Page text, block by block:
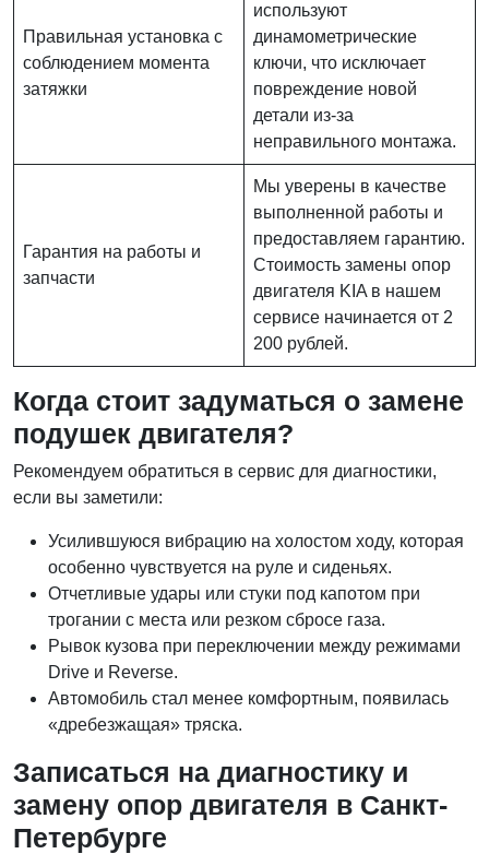
Правильная установка с
соблюдением момента
затяжки
используют
динамометрические
ключи, что исключает
повреждение новой
детали из-за
неправильного монтажа.
Гарантия на работы и
запчасти
Мы уверены в качестве
выполненной работы и
предоставляем гарантию.
Стоимость замены опор
двигателя KIA в нашем
сервисе начинается от 2
200 рублей.
Когда стоит задуматься о замене
подушек двигателя?
Рекомендуем обратиться в сервис для диагностики,
если вы заметили:
Усилившуюся вибрацию на холостом ходу, которая
особенно чувствуется на руле и сиденьях.
Отчетливые удары или стуки под капотом при
трогании с места или резком сбросе газа.
Рывок кузова при переключении между режимами
Drive и Reverse.
Автомобиль стал менее комфортным, появилась
«дребезжащая» тряска.
Записаться на диагностику и
замену опор двигателя в Санкт-
Петербурге